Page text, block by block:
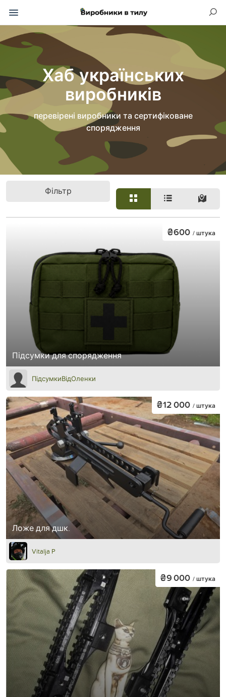
Хаб українських
виробників
перевірені виробники та сертифіковане
спорядження
Фільтр
Підсумки для спорядження
₴600 / штука
ПідсумкиВідОленки
Ложе для дшк.
₴12 000 / штука
Vitalja P
₴9 000 / штука